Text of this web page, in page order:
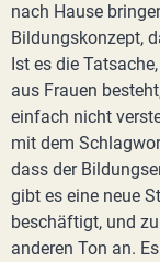
nach Hause
Bildungskonzept,
Ist es die
aus Frauen
einfach nicht
mit dem
dass der
gibt es eine neue
beschäftigt, und
anderen Ton an.